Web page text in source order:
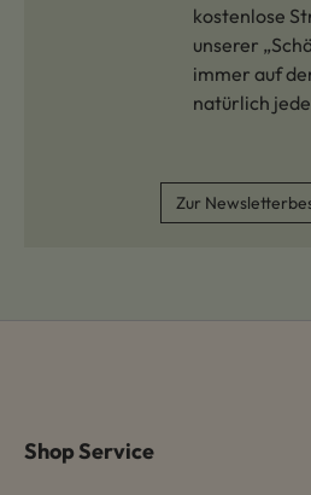
kostenlose
unserer
immer auf
natürlich
Zur
Shop Service